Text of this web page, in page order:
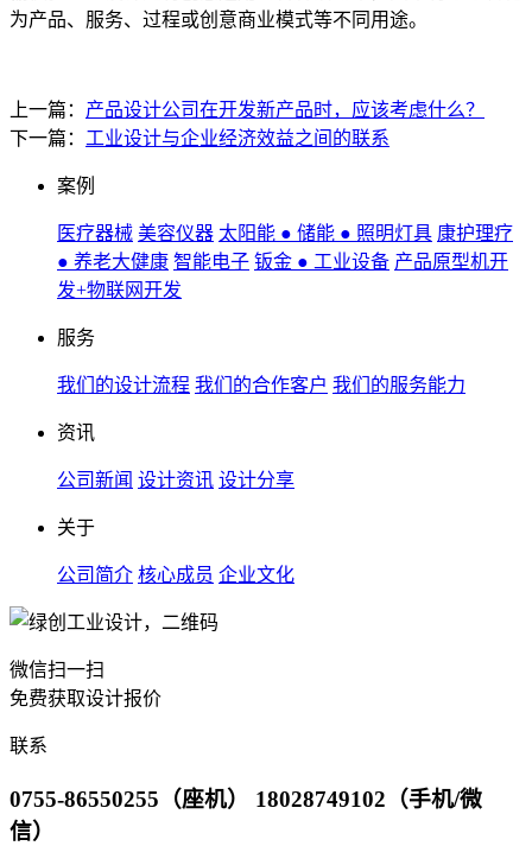
为产品、服务、过程或创意商业模式等不同用途。
上一篇： 产品设计公司在开发新产品时，应该考虑什么？
下一篇： 工业设计与企业经济效益之间的联系
案例
医疗器械 美容仪器 太阳能 ● 储能 ● 照明灯具 康护理疗
● 养老大健康 智能电子 钣金 ● 工业设备 产品原型机开
发+物联网开发
服务
我们的设计流程 我们的合作客户 我们的服务能力
资讯
公司新闻 设计资讯 设计分享
关于
公司简介 核心成员 企业文化
微信扫一扫
免费获取设计报价
联系
0755-86550255（座机） 18028749102（手机/微
信）